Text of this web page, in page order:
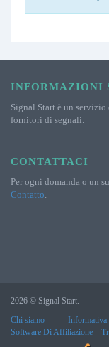
INFORMAZIONI
Signal Start è un servizio
fornitori di segnali.
CONTATTACI
Per ogni domanda o un
Contatto.
2026 © Signal Start.
Chi siamo
Informativa
Software Di Affiliazione